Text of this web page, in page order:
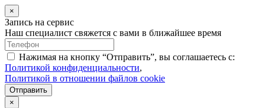
×
Запись на сервис
Наш специалист свяжется с вами в ближайшее время
Нажимая на кнопку “Отправить”, вы соглашаетесь с:
Политикой конфиденциальности,
Политикой в отношении файлов cookie
Отправить
×